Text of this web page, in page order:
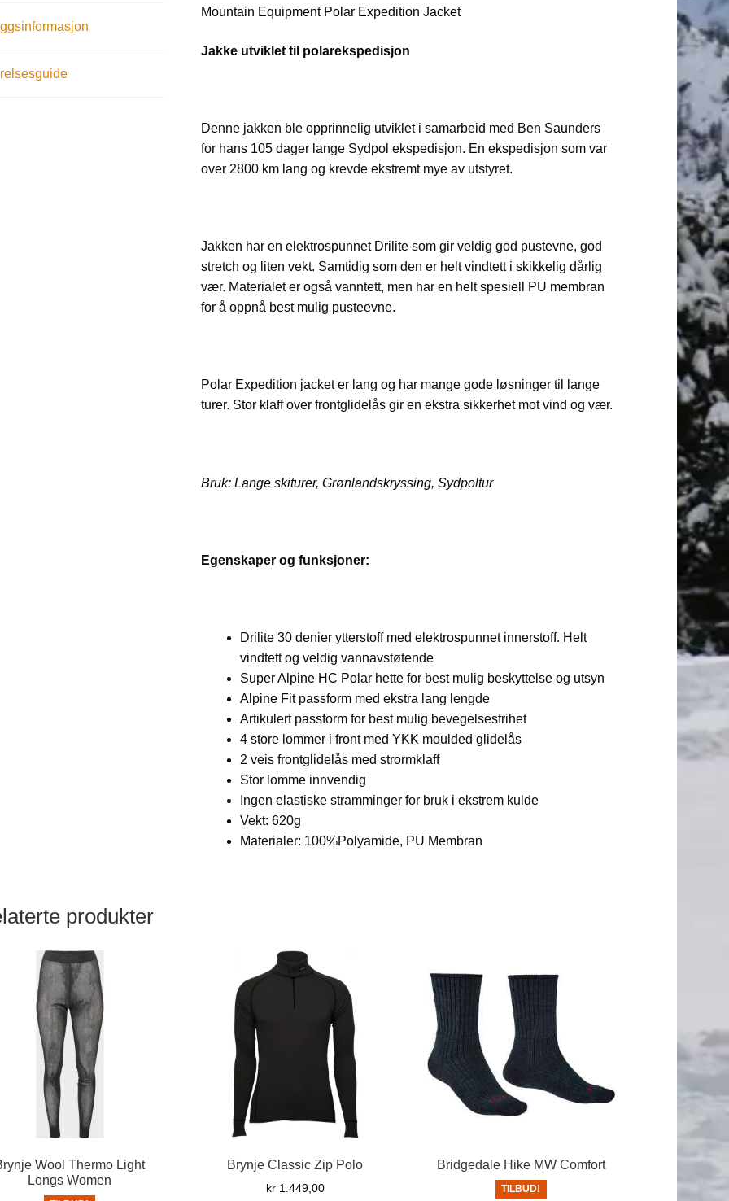
Mountain Equipment Polar Expedition Jacket
Jakke utviklet til polarekspedisjon
Denne jakken ble opprinnelig utviklet i samarbeid med Ben Saunders
for hans 105 dager lange Sydpol ekspedisjon. En ekspedisjon som var
over 2800 km lang og krevde ekstremt mye av utstyret.
Jakken har en elektrospunnet Drilite som gir veldig god pustevne, god
stretch og liten vekt. Samtidig som den er helt vindtett i skikkelig dårlig
vær. Materialet er også vanntett, men har en helt spesiell PU membran
for å oppnå best mulig pusteevne.
Polar Expedition jacket er lang og har mange gode løsninger til lange
turer. Stor klaff over frontglidelås gir en ekstra sikkerhet mot vind og vær.
Bruk: Lange skiturer, Grønlandskryssing, Sydpoltur
Egenskaper og funksjoner:
Drilite 30 denier ytterstoff med elektrospunnet innerstoff. Helt
vindtett og veldig vannavstøtende
Super Alpine HC Polar hette for best mulig beskyttelse og utsyn
Alpine Fit passform med ekstra lang lengde
Artikulert passform for best mulig bevegelsesfrihet
4 store lommer i front med YKK moulded glidelås
2 veis frontglidelås med strormklaff
Stor lomme innvendig
Ingen elastiske stramminger for bruk i ekstrem kulde
Vekt: 620g
Materialer: 100%Polyamide, PU Membran
produkter
Wool Thermo Light
Longs Women
Brynje Classic Zip Polo
kr1.449,00
Bridgedale Hike MW Comfort
TILBUD!